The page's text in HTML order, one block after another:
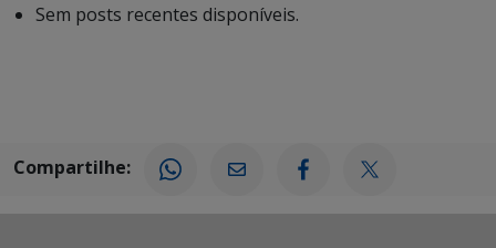
Sem posts recentes disponíveis.
Compartilhe: